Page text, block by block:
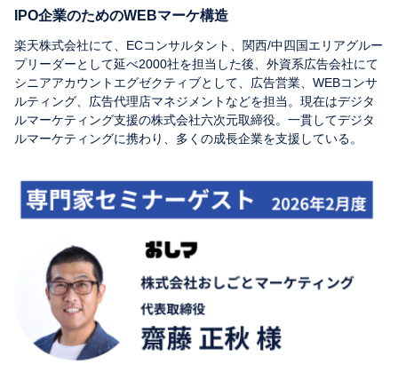
IPO企業のためのWEBマーケ構造
楽天株式会社にて、ECコンサルタント、関西/中四国エリアグルー
プリーダーとして延べ2000社を担当した後、外資系広告会社にて
シニアアカウントエグゼクティブとして、広告営業、WEBコンサ
ルティング、広告代理店マネジメントなどを担当。現在はデジタ
ルマーケティング支援の株式会社六次元取締役。一貫してデジタ
ルマーケティングに携わり、多くの成長企業を支援している。